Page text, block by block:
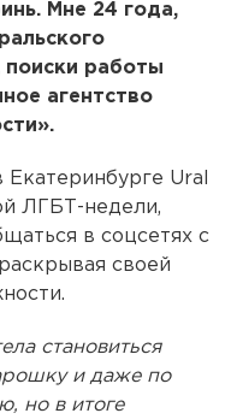
Мне 24 года,
поиски работы
агентство
Ural
ЛГБТ-недели,
в соцсетях с
своей
становиться
и даже по
но в итоге